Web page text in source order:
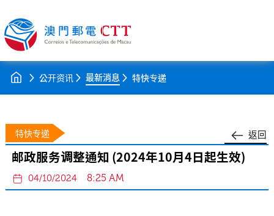
公开资讯 最新消息 特快专递
返回
特快专递
邮政服务调整通知 (2024年10月4日起生效)
04/10/2024 8:25 AM